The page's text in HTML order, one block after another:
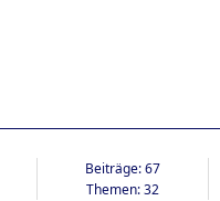
Beiträge: 67
Themen: 32